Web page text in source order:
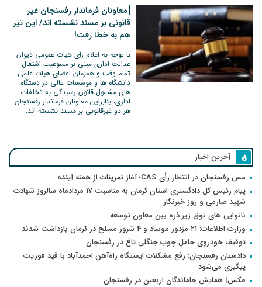
معاونان فرماندار رفسنجان غیر
قانونی بر مسند نشسته اند/ این تیر
هم به خطا رفت!
با توجه به اعلام رای هیات عمومی دیوان
عدالت اداری مبنی بر ممنوعیت اشتغال
تمام وقت و همزمان اعضای هیات علمی
دانشگاه ها و موسسات عالی در دستگاه
های مشمول قانون رسیدگی به تخلفات
اداری، بنابراین معاونان فرماندار رفسنجان
هر دو غیرقانونی بر مسند نشسته اند.
آخرین اخبار
مس رفسنجان در انتظار رأی CAS؛ آغاز تمرینات از هفته آینده
پیام رئیس کل دادگستری استان کرمان به مناسبت ۱۷ مردادماه سالروز شهادت
شهید صارمی و روز خبرنگار
نانوایی های نوق زیر ذره بین معاون توسعه
وزارت اطلاعات: ۲۱ مزدور موساد و ۴ شرور مسلح در کرمان بازداشت شدند
توقیف خودروی حامل چوب جنگلی تاغ در رفسنجان
دادستان رفسنجان: رفع مشکلات ایستگاه راه‌آهن احمدآباد با قید فوریت
پیگیری می‌شود
عکس| همایش جاماندگان اربعین در رفسنجان